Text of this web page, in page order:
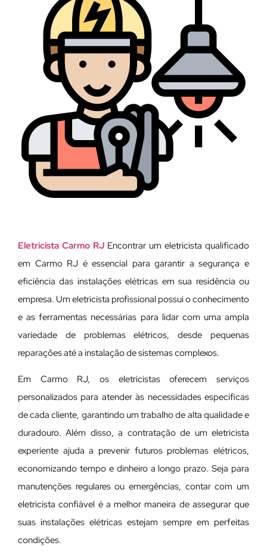
Eletricista Carmo RJ Encontrar um eletricista qualificado
em Carmo RJ é essencial para garantir a segurança e
eficiência das instalações elétricas em sua residência ou
empresa. Um eletricista profissional possui o conhecimento
e as ferramentas necessárias para lidar com uma ampla
variedade de problemas elétricos, desde pequenas
reparações até a instalação de sistemas complexos.
Em Carmo RJ, os eletricistas oferecem serviços
personalizados para atender às necessidades específicas
de cada cliente, garantindo um trabalho de alta qualidade e
duradouro. Além disso, a contratação de um eletricista
experiente ajuda a prevenir futuros problemas elétricos,
economizando tempo e dinheiro a longo prazo. Seja para
manutenções regulares ou emergências, contar com um
eletricista confiável é a melhor maneira de assegurar que
suas instalações elétricas estejam sempre em perfeitas
condições.